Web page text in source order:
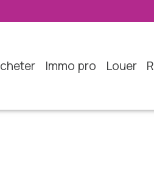
acheter immo pro louer